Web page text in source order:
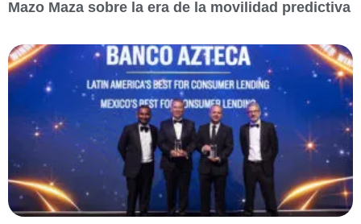
Mazo Maza sobre la era de la movilidad predictiva